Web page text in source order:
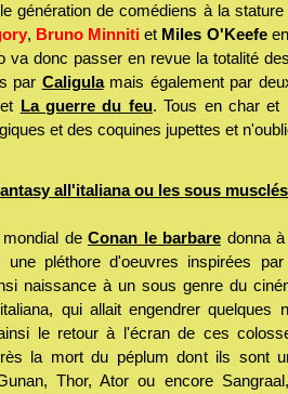
génération de comédiens à la
, Bruno Minniti et Miles O'Keefe
va donc passer en revue la totalité
par Caligulamais également par
et La guerre du feu. Tous en char et
et des coquines jupettes et
all'italiana ou les sous
de Conan le barbare donna
une pléthore d'oeuvres inspirées
naissance à un sous genre du
qui allait engendrer quelques
le retour à l'écran de ces
la mort du péplum dont ils sont
Thor, Ator ou encore